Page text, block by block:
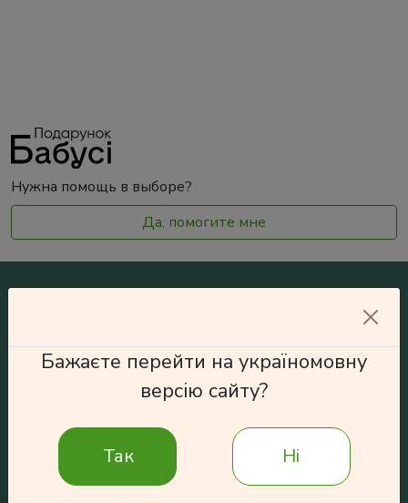
Нужна помощь в выборе?
Да, помогите мне
Контакты:
+38 (066) 97 38 002
График работы
Бажаєте перейти на україномовну
версію сайту?
Так Ні